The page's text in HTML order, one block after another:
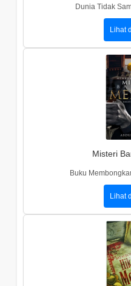
Dunia Tidak
Lihat
Misteri
Buku
Lihat